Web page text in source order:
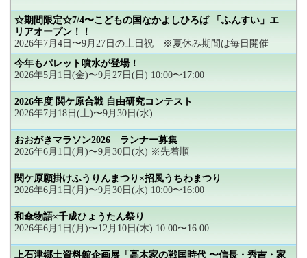
☆期間限定☆7/4〜こどもの国なかよしひろば 「ふんすい」エ
リアオープン！！
2026年7月4日〜9月27日の土日祝 ※夏休み期間は毎日開催
今年もパレット噴水が登場！
2026年5月1日(金)〜9月27日(日) 10:00〜17:00
2026年度 関ケ原合戦 自由研究コンテスト
2026年7月18日(土)〜9月30日(水)
おおがきマラソン2026 ランナー募集
2026年6月1日(月)〜9月30日(水) ※先着順
関ケ原願掛けふうりんまつり×招風うちわまつり
2026年6月1日(月)〜9月30日(水) 10:00〜16:00
和傘物語×千成ひょうたん祭り
2026年6月1日(月)〜12月10日(木) 10:00〜16:00
上石津郷土資料館企画展「高木家の戦国時代 〜信長・秀吉・家